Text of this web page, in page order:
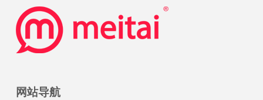
网站导航